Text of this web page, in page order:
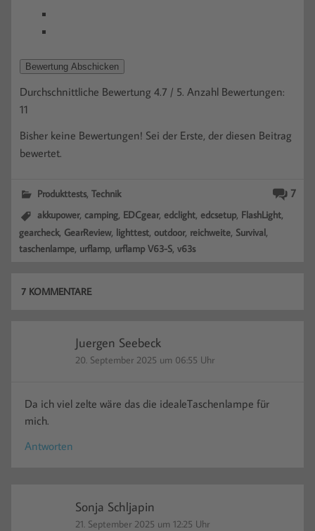
Bewertung Abschicken
Durchschnittliche Bewertung 4.7 / 5. Anzahl Bewertungen:
11
Bisher keine Bewertungen! Sei der Erste, der diesen Beitrag
bewertet.
7
Produkttests,Technik
akkupower,camping EDCgear,edclight ,edcsetup, FlashLight
gearcheck, GearReview, lighttest,outdoor, reichweite, Survival,
taschenlampe, urflamp, urflamp V63-S,v63s
7 KOMMENTARE
Juergen Seebeck
20. September 2025 um 06:55 Uhr
Da ich viel zelte wäre das die idealeTaschenlampe für
mich.
Antworten
Sonja Schljapin
21. September 2025 um 12:25 Uhr